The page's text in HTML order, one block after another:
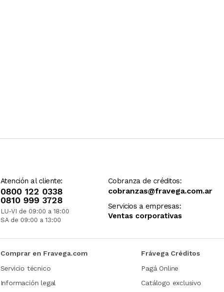
Atención al cliente:
0800 122 0338
0810 999 3728
LU-VI de 09:00 a 18:00
SA de 09:00 a 13:00
Cobranza de créditos:
cobranzas@fravega.com.ar
Servicios a empresas:
Ventas corporativas
Comprar en Fravega.com
Servicio técnico
Información legal
Frávega Créditos
Pagá Online
Catálogo exclusivo